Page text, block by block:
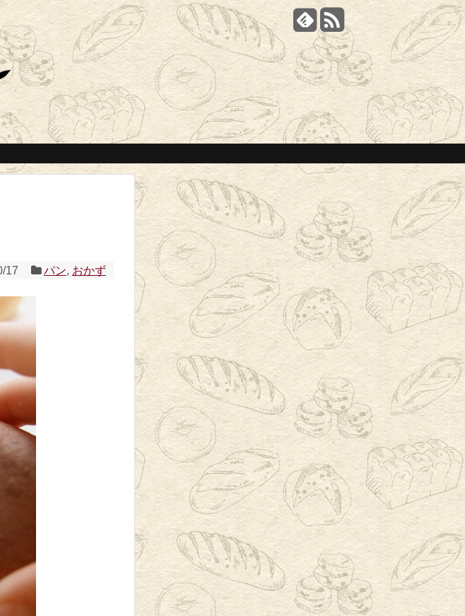
17 パン, おかず